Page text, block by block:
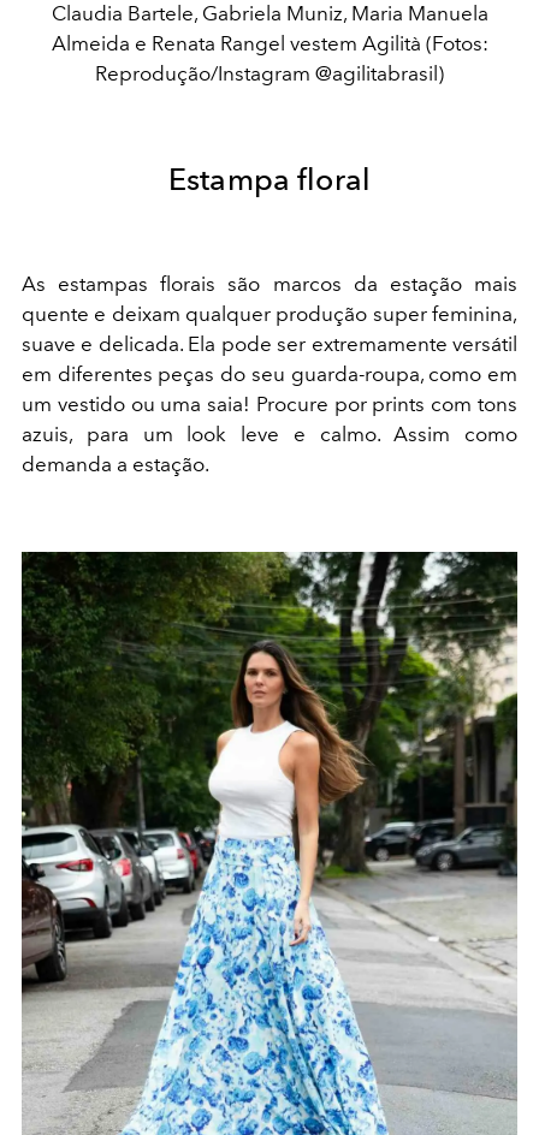
Claudia Bartele, Gabriela Muniz, Maria Manuela
Almeida e Renata Rangel vestem Agilità (Fotos:
Reprodução/Instagram @agilitabrasil)
Estampa floral
As estampas florais são marcos da estação mais
quente e deixam qualquer produção super feminina,
suave e delicada. Ela pode ser extremamente versátil
em diferentes peças do seu guarda-roupa, como em
um vestido ou uma saia! Procure por prints com tons
azuis, para um look leve e calmo. Assim como
demanda a estação.